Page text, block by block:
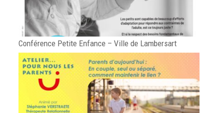
Conférence Petite Enfance – Ville de Lambersart